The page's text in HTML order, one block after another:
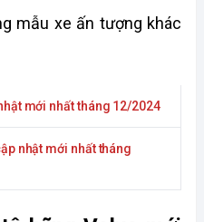
mẫu xe ấn tượng khác
mới nhất tháng 12/2024
nhật mới nhất tháng